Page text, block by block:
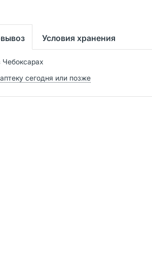
Условия хранения
Чебоксарах
сегодня или позже